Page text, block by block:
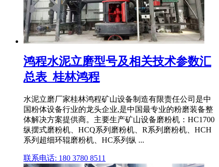
鸿程水泥立磨型号及相关技术参数汇
总表_桂林鸿程
水泥立磨厂家桂林鸿程矿山设备制造有限责任公司是中
国粉体设备行业的龙头企业,是中国最专业的粉磨装备整
体解决方案提供商。主要生产矿山设备磨粉机：HC1700
纵摆式磨粉机、HCQ系列磨粉机、R系列磨粉机、HCH
系列超细环辊磨粉机、HC系列纵 ...
联系电话: 180 3780 8511